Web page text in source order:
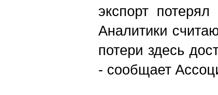
экспорт
Аналитики
потери здесь
- сообщает